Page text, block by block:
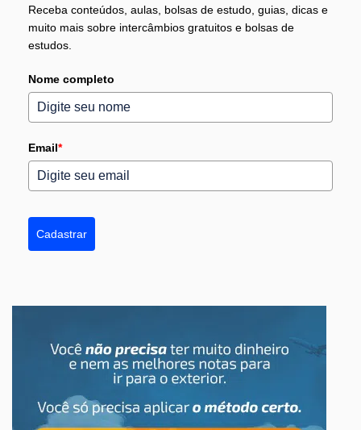
Receba conteúdos, aulas, bolsas de estudo, guias, dicas e
muito mais sobre intercâmbios gratuitos e bolsas de
estudos.
Nome completo
Email*
Cadastrar